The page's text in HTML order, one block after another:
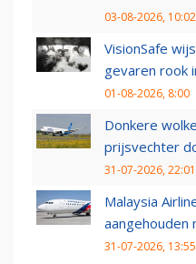
03-08-2026, 10:02
VisionSafe
gevaren rook
01-08-2026, 8:00
Donkere
prijsvechter
31-07-2026, 22:01
Malaysia
aangehouden
31-07-2026, 13:55